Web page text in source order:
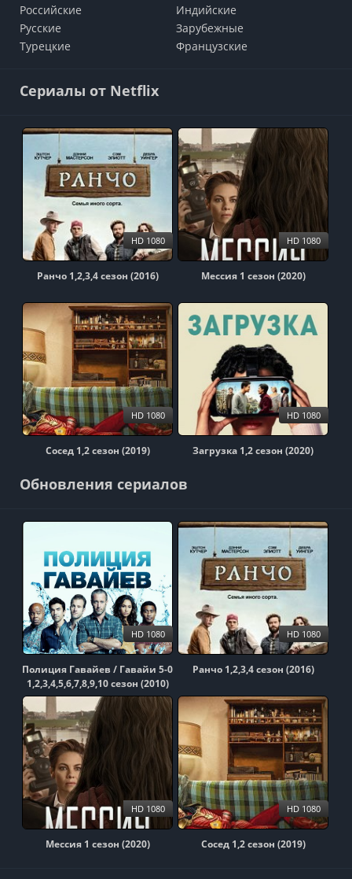
Российские
Индийские
Русские
Зарубежные
Турецкие
Французские
Сериалы от Netflix
Ранчо 1,2,3,4 сезон (2016)
HD 1080
Мессия 1 сезон (2020)
HD 1080
Сосед 1,2 сезон (2019)
HD 1080
Загрузка 1,2 сезон (2020)
HD 1080
Обновления сериалов
Полиция Гавайев / Гавайи 5-0
1,2,3,4,5,6,7,8,9,10 сезон (2010)
HD 1080
Ранчо 1,2,3,4 сезон (2016)
HD 1080
Мессия 1 сезон (2020)
HD 1080
Сосед 1,2 сезон (2019)
HD 1080